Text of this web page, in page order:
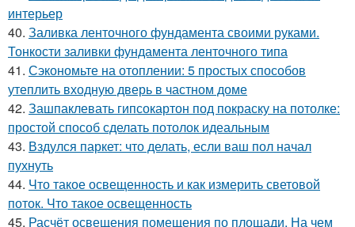
интерьер
40. Заливка ленточного фундамента своими руками.
Тонкости заливки фундамента ленточного типа
41. Сэкономьте на отоплении: 5 простых способов
утеплить входную дверь в частном доме
42. Зашпаклевать гипсокартон под покраску на потолке:
простой способ сделать потолок идеальным
43. Вздулся паркет: что делать, если ваш пол начал
пухнуть
44. Что такое освещенность и как измерить световой
поток. Что такое освещенность
45. Расчёт освещения помещения по площади. На чем